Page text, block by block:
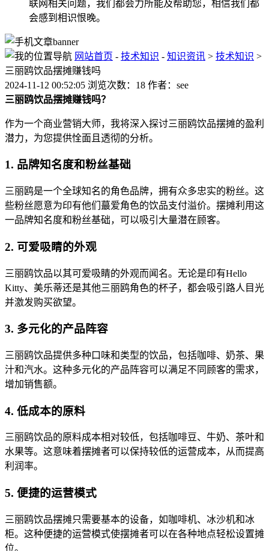
联网相关问题，我们都会力所能及帮助您，相信我们都
会感到相识恨晚。
网站首页 - 技术知识 - 知识资讯 > 技术知识 >
三丽鸥饮品摆摊赚钱吗
2024-11-12 00:52:05 浏览次数：18 作者：see
三丽鸥饮品摆摊赚钱吗？
作为一个商业营销大师，我将深入探讨三丽鸥饮品摆摊的盈利
潜力，为您提供恮面且透彻的分析。
1. 品牌知名度和粉丝基础
三丽鸥是一个全球知名的角色品牌，拥有众多忠实的粉丝。这
些粉丝愿意为印有他们蕞爱角色的饮品支付溢价。摆摊利用这
一品牌知名度和粉丝基础，可以吸引大量潜在顾客。
2. 可爱吸睛的外观
三丽鸥饮品以其可爱吸睛的外观而闻名。无论是印有Hello
Kitty、美乐蒂还是其他三丽鸥角色的杯子，都会吸引路人目光
并激发购买欲望。
3. 多元化的产品阵容
三丽鸥饮品提供多种口味和类型的饮品，包括咖啡、奶茶、果
汁和汽水。这种多元化的产品阵容可以满足不同顾客的需求，
增加销售额。
4. 低成本的原料
三丽鸥饮品的原料成本相对较低，包括咖啡豆、牛奶、茶叶和
水果等。这意味着摆摊者可以保持较低的运营成本，从而提高
利润率。
5. 便捷的运营模式
三丽鸥饮品摆摊只需要基本的设备，如咖啡机、冰沙机和冰
柜。这种便捷的运营模式使摆摊者可以在各种地点轻松设置摊
位。